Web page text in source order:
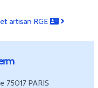
artisan RGE
75017 PARIS